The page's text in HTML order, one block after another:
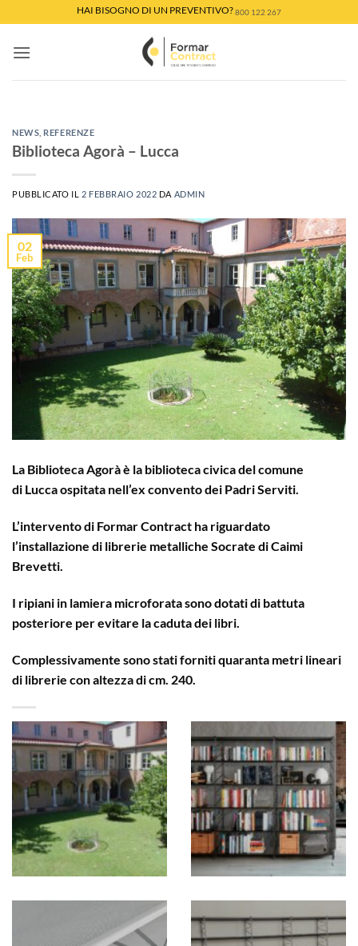
ai
contenuti
HAI BISOGNO DI UN PREVENTIVO?800 122 267
11 Giugno 2026
CONTINUA A LEGGERE
NEWS REFERENZE
Biblioteca Agorà – Lucca
PUBBLICATO IL 2 FEBBRAIO 2022 DA ADMIN
02
Feb
La Biblioteca Agorà è la biblioteca civica del comune
di Lucca ospitata nell’ex convento dei Padri Serviti.
L’intervento di Formar Contract ha riguardato
l’installazione di librerie metalliche Socrate di Caimi
Brevetti.
I ripiani in lamiera microforata sono dotati di battuta
posteriore per evitare la caduta dei libri.
Complessivamente sono stati forniti quaranta metri lineari
di librerie con altezza di cm. 240.